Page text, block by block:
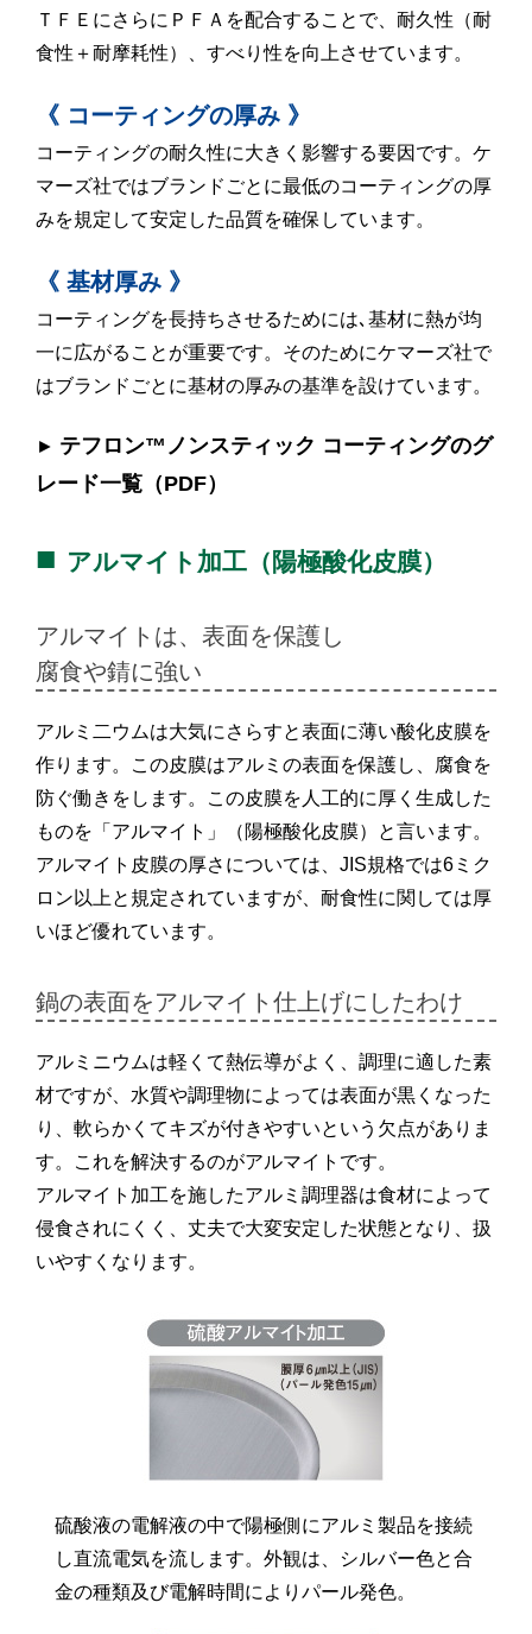
ＴＦＥにさらにＰＦＡを配合することで、耐久性（耐
食性＋耐摩耗性）、すべり性を向上させています。
《 コーティングの厚み 》
コーティングの耐久性に大きく影響する要因です。ケ
マーズ社ではブランドごとに最低のコーティングの厚
みを規定して安定した品質を確保しています。
《 基材厚み 》
コーティングを長持ちさせるためには､基材に熱が均
一に広がることが重要です。そのためにケマーズ社で
はブランドごとに基材の厚みの基準を設けています。
► テフロン™ノンスティック コーティングのグ
レード一覧 （PDF）
■ アルマイト加工（陽極酸化皮膜）
アルマイトは、表面を保護し
腐食や錆に強い
アルミ二ウムは大気にさらすと表面に薄い酸化皮膜を
作ります。この皮膜はアルミの表面を保護し、腐食を
防ぐ働きをします。この皮膜を人工的に厚く生成した
ものを「アルマイト」（陽極酸化皮膜）と言います。
アルマイト皮膜の厚さについては、JIS規格では6ミク
ロン以上と規定されていますが、耐食性に関しては厚
いほど優れています。
鍋の表面をアルマイト仕上げに したわけ
アルミニウムは軽くて熱伝導がよく、調理に適した素
材ですが、水質や調理物によっては表面が黒くなった
り、軟らかくてキズが付きやすいという欠点がありま
す。これを解決するのがアルマイトです。
アルマイト加工を施したアルミ調理器は食材によって
侵食されにくく、丈夫で大変安定した状態となり、扱
いやすくなります。
硫酸液の電解液の中で陽極側にアルミ製品を接続
し直流電気を流します。外観は、シルバー色と合
金の種類及び電解時間によりパール発色。